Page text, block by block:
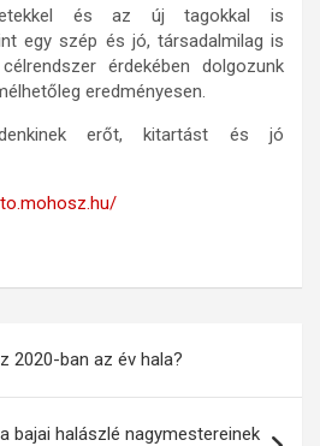
és az új tagokkal is
egy szép és jó, társadalmilag is
érdekében dolgozunk
eredményesen.
erőt, kitartást és jó
2020-ban az év hala?
bajai halászlé nagymestereinek